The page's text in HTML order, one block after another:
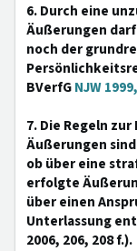
6. Durch eine
Äußerungen
noch der
BVerfGNJW
7. Die Regeln
Äußerungen
ob über eine
erfolgte
über einen
Unterlassung
2006, 206, 208 f.).